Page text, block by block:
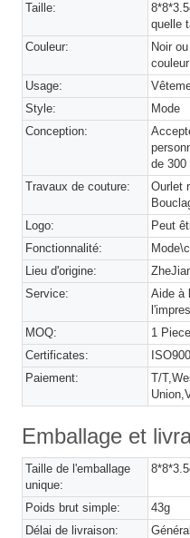
Taille:
quelle
Couleur:
Noir
couleur
Usage:
Style:
Mode
Conception:
de 300
Travaux de couture:
Ourlet
Logo:
Peut
Fonctionnalité:
Lieu d'origine:
Service:
Aide à
MOQ:
1 Piece
Certificates:
Paiement:
T/
Emballage et
Taille de l'emballage
unique:
Poids brut simple:
43g
Délai de livraison: